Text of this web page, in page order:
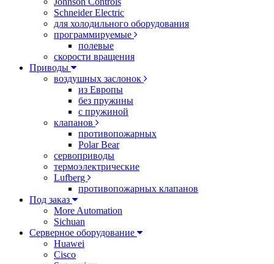
Schneider Electric
для холодильного оборудования
программируемые
полевые
скорости вращения
Приводы
воздушных заслонок
из Европы
без пружины
с пружиной
клапанов
противопожарных
Polar Bear
сервоприводы
термоэлектрические
Lufberg
противопожарных клапанов
Под заказ
More Automation
Sichuan
Серверное оборудование
Huawei
Cisco